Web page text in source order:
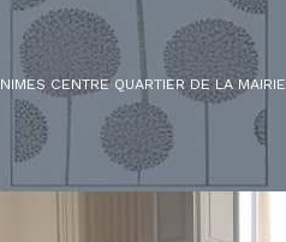
NIMES CENTRE QUARTIER DE LA